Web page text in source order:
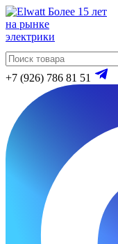
Более 15 лет
на рынке
электрики
+7 (926) 786 81 51